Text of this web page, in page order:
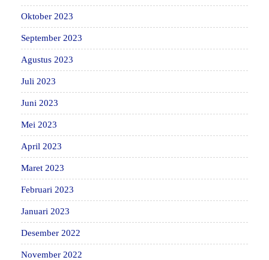
Oktober 2023
September 2023
Agustus 2023
Juli 2023
Juni 2023
Mei 2023
April 2023
Maret 2023
Februari 2023
Januari 2023
Desember 2022
November 2022